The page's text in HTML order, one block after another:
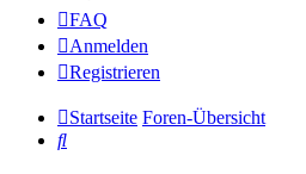
FAQ
Anmelden
Registrieren
Startseite Foren-Übersicht
Suche